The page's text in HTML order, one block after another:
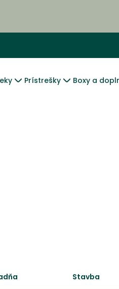
Prístrešky Boxy a
Stavba